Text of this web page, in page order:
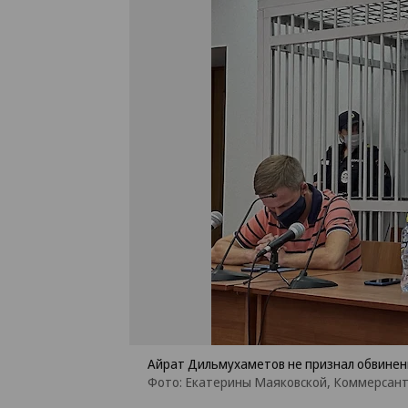
Айрат Дильмухаметов не признал
Фото: Екатерины Маяковской,